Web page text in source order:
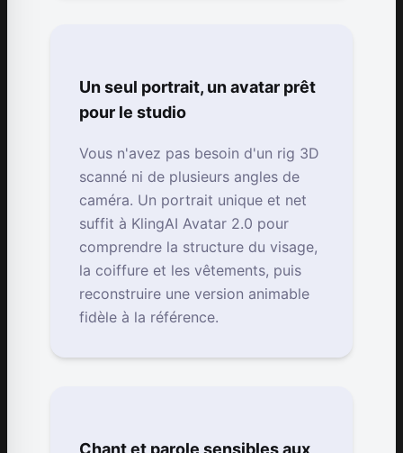
Un seul portrait, un avatar prêt
pour le studio
Vous n'avez pas besoin d'un rig 3D
scanné ni de plusieurs angles de
caméra. Un portrait unique et net
suffit à KlingAI Avatar 2.0 pour
comprendre la structure du visage,
la coiffure et les vêtements, puis
reconstruire une version animable
fidèle à la référence.
Chant et parole sensibles aux